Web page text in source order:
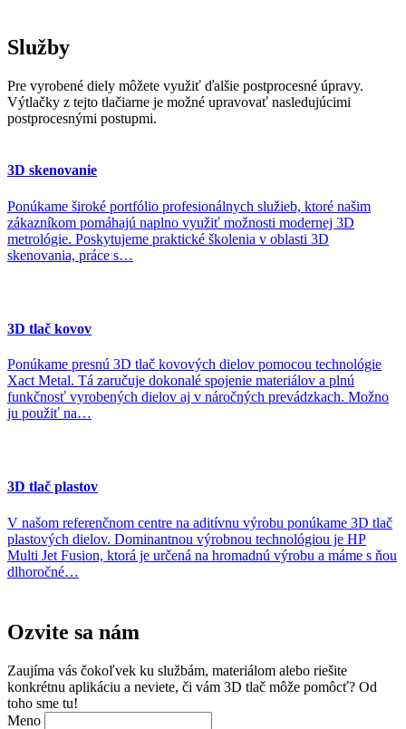
Služby
Pre vyrobené diely môžete využiť ďalšie postprocesné úpravy.
Výtlačky z tejto tlačiarne je možné upravovať nasledujúcimi
postprocesnými postupmi.
3D skenovanie
Ponúkame široké portfólio profesionálnych služieb, ktoré našim
zákazníkom pomáhajú naplno využiť možnosti modernej 3D
metrológie. Poskytujeme praktické školenia v oblasti 3D
skenovania, práce s…
3D tlač kovov
Ponúkame presnú 3D tlač kovových dielov pomocou technológie
Xact Metal. Tá zaručuje dokonalé spojenie materiálov a plnú
funkčnosť vyrobených dielov aj v náročných prevádzkach. Možno
ju použiť na…
3D tlač plastov
V našom referenčnom centre na aditívnu výrobu ponúkame 3D tlač
plastových dielov. Dominantnou výrobnou technológiou je HP
Multi Jet Fusion, ktorá je určená na hromadnú výrobu a máme s ňou
dlhoročné…
Ozvite sa nám
Zaujíma vás čokoľvek ku službám, materiálom alebo riešite
konkrétnu aplikáciu a neviete, či vám 3D tlač môže pomôcť? Od
toho sme tu!
Meno